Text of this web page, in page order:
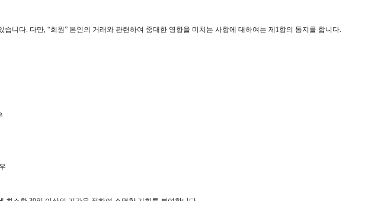
니다. 다만, “회원” 본인의 거래와 관련하여 중대한 영향을 미치는 사항에 대하여는 제1항의 통지를 합니다.